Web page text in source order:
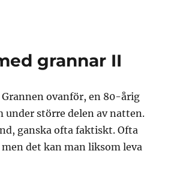
grannar II
ovanför, en 80-årig
under större delen av natten.
ganska ofta faktiskt. Ofta
det kan man liksom leva